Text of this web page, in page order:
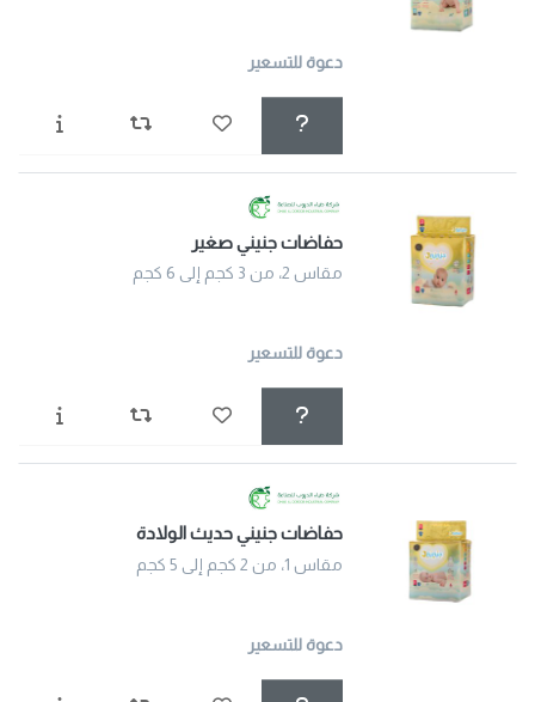
دعوة للتسعير
حفاضات جنيني صغير
مقاس 2، من 3 كجم إلى 6 كجم
دعوة للتسعير
حفاضات جنيني حديث الولادة
مقاس 1، من 2 كجم إلى 5 كجم
دعوة للتسعير